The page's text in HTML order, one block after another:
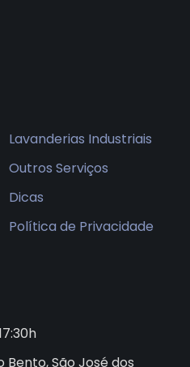
Lavanderias Industriais
Outros Serviços
Dicas
Política de Privacidade
Bento, São José dos